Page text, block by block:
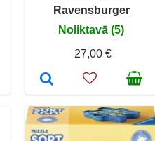
Ravensburger
Noliktavā (5)
27,00 €